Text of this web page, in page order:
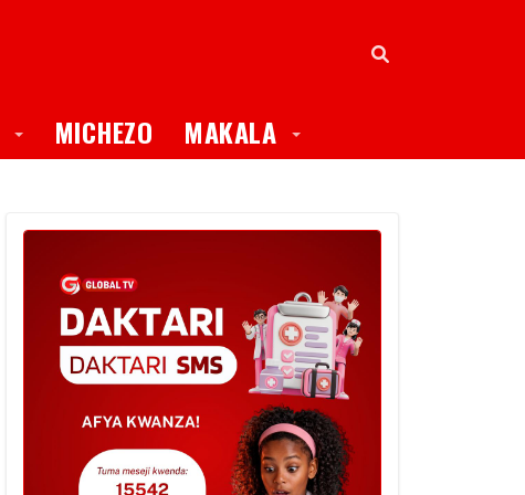
Toggle Dropdown
MICHEZO MAKALA Toggle Dropdown